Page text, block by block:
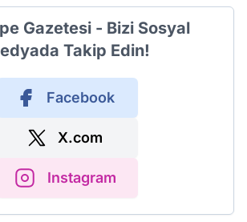
Gazetesi - Bizi Sosyal
Takip Edin!
Facebook
X.com
Instagram